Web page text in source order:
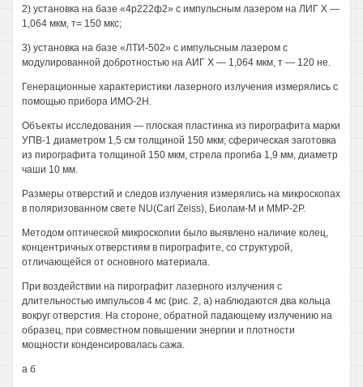
2) установка на базе «4р222ф2» с импульсным лазером на ЛИГ X —
1,064 мкм, т= 150 мкс;
3) установка на базе «ЛТИ-502» с импульсным лазером с
модулированной добротностью на АИГ X — 1,064 мкм, т — 120 не.
Генерационные характеристики лазерного излучения измерялись с
помощью прибора ИМО-2Н.
Объекты исследования — плоская пластинка из пирографита марки
УПВ-1 диаметром 1,5 см толщиной 150 мкм; сферическая заготовка
из пирографита толщиной 150 мкм, стрела прогиба 1,9 мм, диаметр
чаши 10 мм.
Размеры отверстий и следов излучения измерялись на микроскопах
в поляризованном свете NU(Carl Zeiss), Биолам-М и ММР-2Р.
Методом оптической микроскопии было выявлено наличие колец,
концентричных отверстиям в пирографите, со структурой,
отличающейся от основного материала.
При воздействии на пирографит лазерного излучения с
длительностью импульсов 4 мс (рис. 2, а) наблюдаются два кольца
вокруг отверстия. На стороне, обратной падающему излучению на
образец, при совместном повышении энергии и плотности
мощности конденсировалась сажа.
а б